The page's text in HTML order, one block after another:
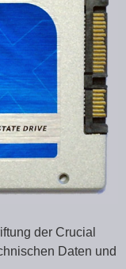
der Crucial
Daten und